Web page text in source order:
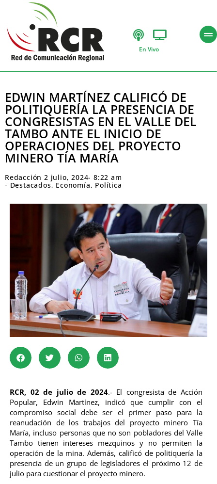
En Vivo
EDWIN MARTÍNEZ CALIFICÓ DE
POLITIQUERÍA LA PRESENCIA DE
CONGRESISTAS EN EL VALLE DEL
TAMBO ANTE EL INICIO DE
OPERACIONES DEL PROYECTO
MINERO TÍA MARÍA
Redacción 2 julio, 2024- 8:22 am
- Destacados, Economía, Política
RCR, 02 de julio de 2024.- El congresista de Acción
Popular, Edwin Martínez, indicó que cumplir con el
compromiso social debe ser el primer paso para la
reanudación de los trabajos del proyecto minero Tía
María, incluso personas que no son pobladores del Valle
Tambo tienen intereses mezquinos y no permiten la
operación de la mina. Además, calificó de politiquería la
presencia de un grupo de legisladores el próximo 12 de
julio para cuestionar el proyecto minero.